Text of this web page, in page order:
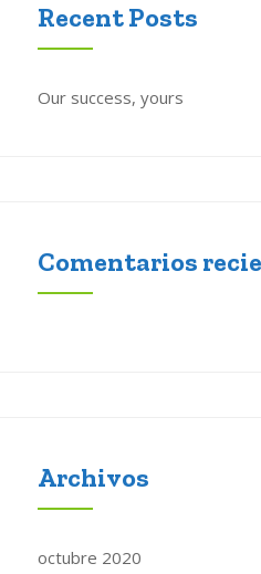
Recent Posts
Our success, yours
Comentarios
Archivos
octubre 2020